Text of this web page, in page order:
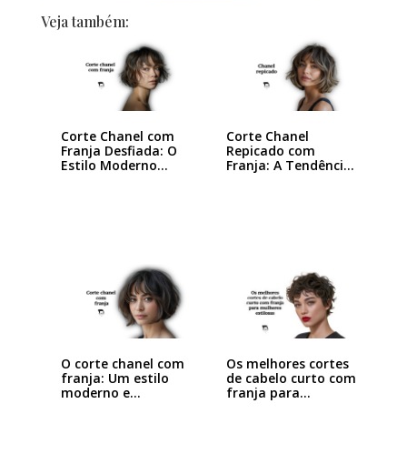
Veja também:
Corte Chanel com
Franja Desfiada: O
Estilo Moderno…
Corte Chanel
Repicado com
Franja: A Tendência
O corte chanel com
franja: Um estilo
moderno e…
Os melhores cortes
de cabelo curto com
franja para…